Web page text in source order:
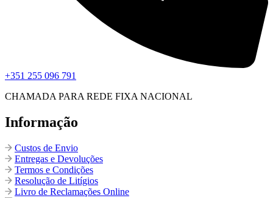
+351 255 096 791
CHAMADA PARA REDE FIXA NACIONAL
Informação
Custos de Envio
Entregas e Devoluções
Termos e Condições
Resolução de Litígios
Livro de Reclamações Online